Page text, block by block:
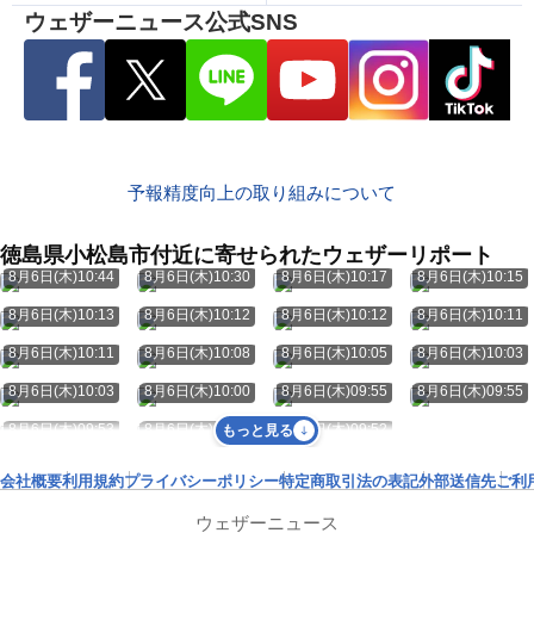
ウェザーニュース公式SNS
予報精度向上の取り組みについて
徳島県小松島市付近に寄せられたウェザーリポート
8月6日(木)10:44 8月6日(木)10:30 8月6日(木)10:17 8月6日(木)10:15
8月6日(木)10:13 8月6日(木)10:12 8月6日(木)10:12 8月6日(木)10:11
8月6日(木)10:11 8月6日(木)10:08 8月6日(木)10:05 8月6日(木)10:03
8月6日(木)10:03 8月6日(木)10:00 8月6日(木)09:55 8月6日(木)09:55
8月6日(木)09:53 8月6日(木)09:52 8月6日(木)09:52
もっと見る
会社概要利用規約プライバシーポリシー特定商取引法の表記外部送信先ご利
ウェザーニュース